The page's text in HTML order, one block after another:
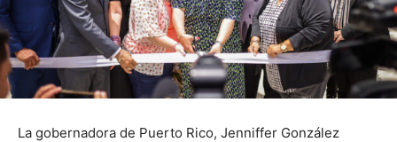
La gobernadora de Puerto Rico, Jenniffer González